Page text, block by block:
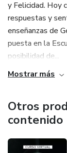
y Felicidad. Hoy
respuestas y
enseñanzas de
puesta en la
posibilidad de...
Mostrar más
Otros
contenido